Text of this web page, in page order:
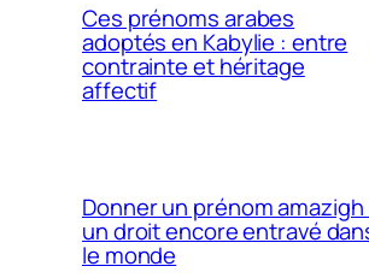
Ces prénoms arabes
adoptés en Kabylie : entre
contrainte et héritage
affectif
Donner un prénom amazigh
un droit encore entravé
le monde